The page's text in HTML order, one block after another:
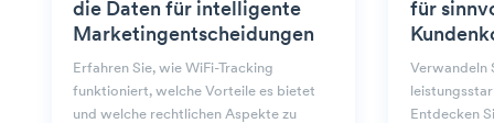
die Daten für intelligente
Marketingentscheidungen
Erfahren Sie, wie WiFi-Tracking
funktioniert, welche Vorteile es bietet
und welche rechtlichen Aspekte zu
für
Verwandeln
Entdecken